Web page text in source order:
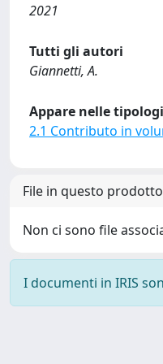
2021
Tutti gli autori
Giannetti, A.
Appare nelle
2.1 Contributo in
File in questo
Non ci sono file
I documenti in IRIS